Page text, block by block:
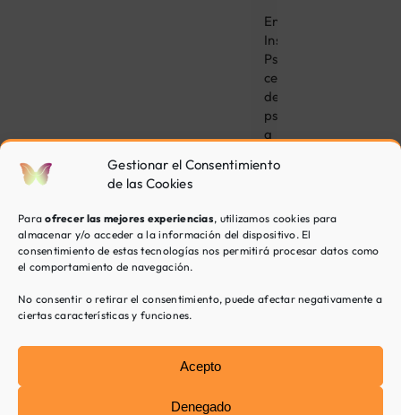
Gestionar el Consentimiento
de las Cookies
Paraofrecer las mejores experiencias, utilizamos cookies para
almacenar y/o acceder a la información del dispositivo. El
consentimiento de estas tecnologías nos permitirá procesar datos como
el comportamiento de navegación.
No consentir o retirar el consentimiento, puede afectar negativamente a
ciertas características y funciones.
Acepto
Denegado
En
Inspira
Psicología,
centro
de
psicólogos
a
unos
Ulldecona,
ofrecemos
especializados